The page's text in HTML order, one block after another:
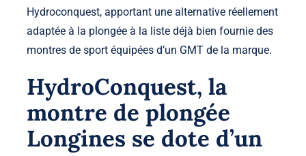
Hydroconquest, apportant une alternative réellement
adaptée à la plongée à la liste déjà bien fournie des
montres de sport équipées d’un GMT de la marque.
HydroConquest, la
montre de plongée
Longines se dote d’un